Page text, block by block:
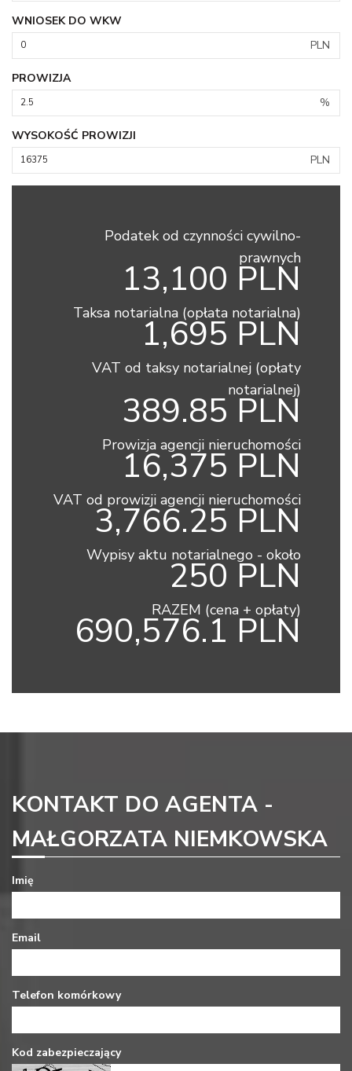
WNIOSEK DO WKW
PLN
PROWIZJA
%
WYSOKOŚĆ PROWIZJI
PLN
Podatek od czynności cywilno-
prawnych
13,100 PLN
Taksa notarialna (opłata notarialna)
1,695 PLN
VAT od taksy notarialnej (opłaty
notarialnej)
389.85 PLN
Prowizja agencji nieruchomości
16,375 PLN
VAT od prowizji agencji nieruchomości
3,766.25 PLN
Wypisy aktu notarialnego - około
250 PLN
RAZEM (cena + opłaty)
690,576.1 PLN
KONTAKT DO AGENTA -
MAŁGORZATA NIEMKOWSKA
Imię
Email
Telefon komórkowy
Kod zabezpieczający